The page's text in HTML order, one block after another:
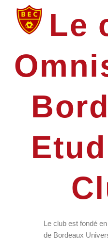
contenu
Le
Le club est fondé
de Bordeaux